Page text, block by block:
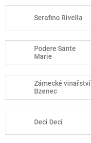
Serafino Rivella
Podere Sante
Marie
Zámecké vinařství
Bzenec
Deci Deci